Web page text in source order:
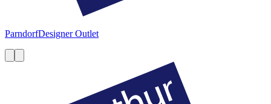
ParndorfDesigner Outlet